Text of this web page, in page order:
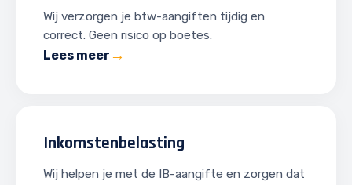
Wij verzorgen je btw-aangiften tijdig en
correct. Geen risico op boetes.
Lees meer
Inkomstenbelasting
Wij helpen je met de IB-aangifte en zorgen dat